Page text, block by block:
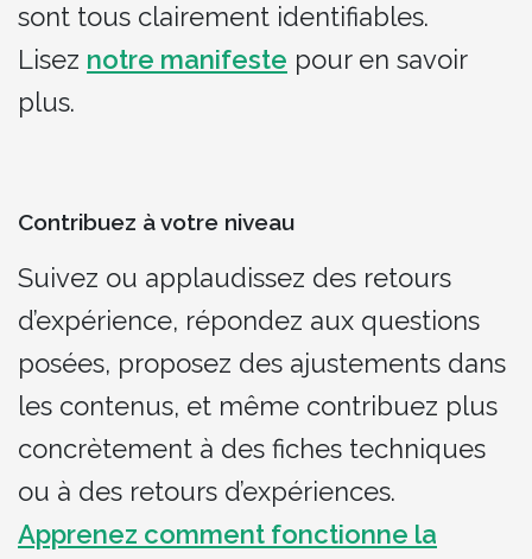
sont tous clairement identifiables.
Lisez notre manifeste pour en savoir
plus.
Contribuez à votre niveau
Suivez ou applaudissez des retours
d’expérience, répondez aux questions
posées, proposez des ajustements dans
les contenus, et même contribuez plus
concrètement à des fiches techniques
ou à des retours d’expériences.
Apprenez comment fonctionne la